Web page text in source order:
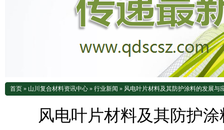
首页 » 山川复合材料资讯中心 » 行业新闻 » 风电叶片材料及其防护涂料的发展与
风电叶片材料及其防护